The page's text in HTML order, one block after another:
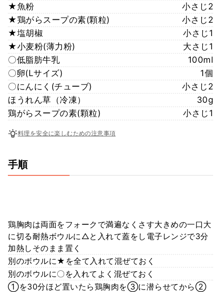
★魚粉
小さじ2
★鶏がらスープの素(顆粒)
小さじ2
★塩胡椒
小さじ1
★小麦粉(薄力粉)
大さじ1
〇低脂肪牛乳
100ml
〇卵(Lサイズ)
1個
〇にんにく(チューブ)
小さじ2
ほうれん草（冷凍）
30g
鶏がらスープの素(顆粒)
小さじ1
料理を安全に楽しむための注意事項
手順
鶏胸肉は両面をフォークで満遍なくさす大きめの一口大
に切る耐熱ボウルに△と入れて蓋をし電子レンジで3分
加熱しそのまま置く
別のボウルに★を全て入れて混ぜておく
別のボウルに〇を入れてよく混ぜておく
①を30分ほど置いたら鶏胸肉を③に潜らせてから②